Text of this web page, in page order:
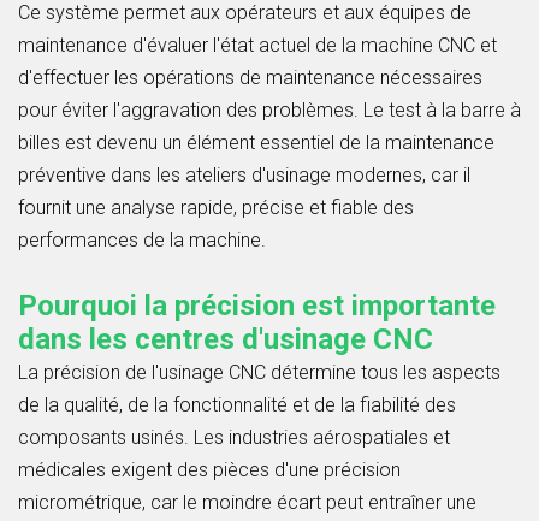
Ce système permet aux opérateurs et aux équipes de
maintenance d'évaluer l'état actuel de la machine CNC et
d'effectuer les opérations de maintenance nécessaires
pour éviter l'aggravation des problèmes. Le test à la barre à
billes est devenu un élément essentiel de la maintenance
préventive dans les ateliers d'usinage modernes, car il
fournit une analyse rapide, précise et fiable des
performances de la machine.
Pourquoi la précision est importante
dans les centres d'usinage CNC
La précision de l'usinage CNC détermine tous les aspects
de la qualité, de la fonctionnalité et de la fiabilité des
composants usinés. Les industries aérospatiales et
médicales exigent des pièces d'une précision
micrométrique, car le moindre écart peut entraîner une